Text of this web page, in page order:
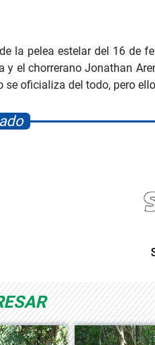
la pelea estelar del 16 de
y el chorrerano Jonathan
se oficializa del todo, pero
Space